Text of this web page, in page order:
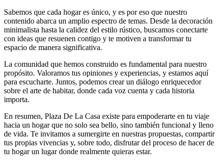
Sabemos que cada hogar es único, y es por eso que nuestro
contenido abarca un amplio espectro de temas. Desde la decoración
minimalista hasta la calidez del estilo rústico, buscamos conectarte
con ideas que resuenen contigo y te motiven a transformar tu
espacio de manera significativa.
La comunidad que hemos construido es fundamental para nuestro
propósito. Valoramos tus opiniones y experiencias, y estamos aquí
para escucharte. Juntos, podemos crear un diálogo enriquecedor
sobre el arte de habitar, donde cada voz cuenta y cada historia
importa.
En resumen, Plaza De La Casa existe para empoderarte en tu viaje
hacia un hogar que no solo sea bello, sino también funcional y lleno
de vida. Te invitamos a sumergirte en nuestras propuestas, compartir
tus propias vivencias y, sobre todo, disfrutar del proceso de hacer de
tu hogar un lugar donde realmente quieras estar.